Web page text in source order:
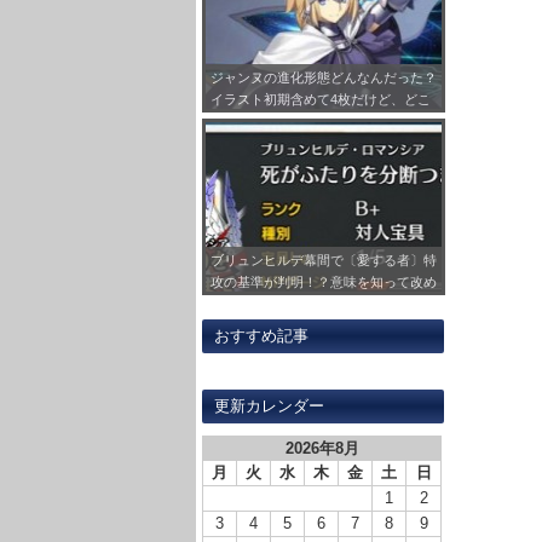
ジャンヌの進化形態どんなんだった？
イラスト初期含めて4枚だけど、どこ
か1回絵柄変わらず！？
ブリュンヒルデ幕間で〔愛する者〕特
攻の基準が判明！？意味を知って改め
が…
おすすめ記事
更新カレンダー
2026年8月
月
火 水 木 金 土
日
1
2
3
4 5 6 7 8
9